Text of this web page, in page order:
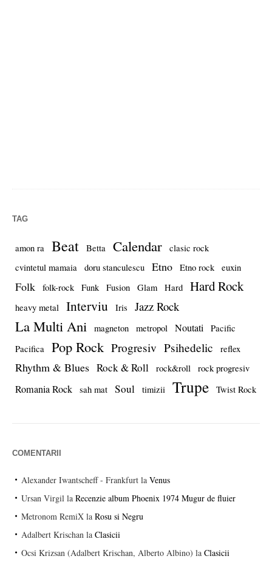
TAG
amon ra Beat Betta Calendar
clasic rock
cvintetul mamaia
doru stanculescu Etno Etno rock euxin
Folk folk-rock Funk Fusion Glam Hard Hard Rock
heavy metal Interviu Iris Jazz Rock
La Multi Ani magneton metropol Noutati
Pacific
Pacifica
Pop Rock Progresiv Psihedelic reflex
Rhythm & Blues Rock & Roll rock&roll rock progresiv
Romania Rock sah mat Soul timizii Trupe Twist Rock
COMENTARII
Alexander Iwantscheff - Frankfurt la Venus
Ursan Virgil la Recenzie album Phoenix 1974 Mugur de fluier
Metronom RemiX la Rosu si Negru
Adalbert Krischan la Clasicii
Ocsi Krizsan (Adalbert Krischan, Alberto Albino) la Clasicii